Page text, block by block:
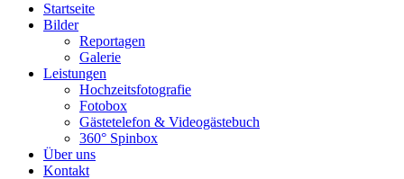
Startseite
Bilder
Reportagen
Galerie
Leistungen
Hochzeitsfotografie
Fotobox
Gästetelefon & Videogästebuch
360° Spinbox
Über uns
Kontakt